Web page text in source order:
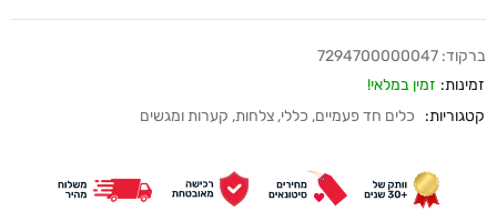
ברקוד: 7294700000047
זמינות: זמין במלאי!
קטגוריות:
כלים חד פעמיים, כללי, צלחות, קערות ומגשים